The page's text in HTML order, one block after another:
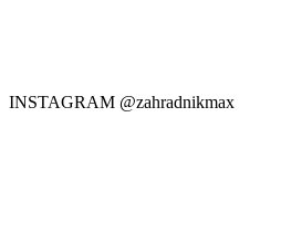
INSTAGRAM @zahradnikmax